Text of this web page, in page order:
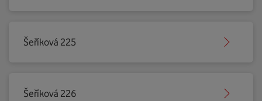
Šeříková 225
Šeříková 226